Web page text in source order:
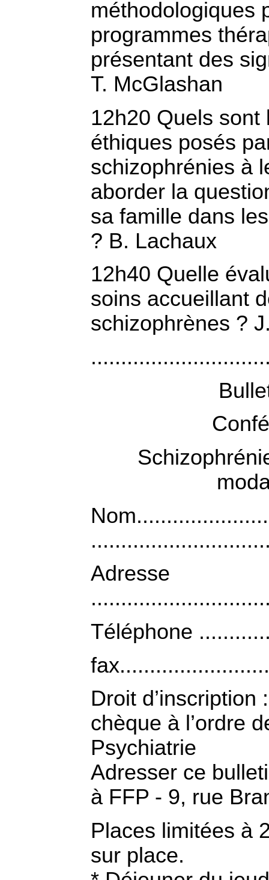
méthodologiques
programmes
présentant des
T. McGlashan
12h20 Quels
éthiques posés
schizophrénies à
aborder la
sa famille dans
? B. Lachaux
12h40 Quelle
soins accueillant
schizophrènes ?
Adresse
Téléphone
Droit
chèque à l’ordre
Psychiatrie
Adresser ce
à FFP - 9, rue
Places limitées à
sur place.